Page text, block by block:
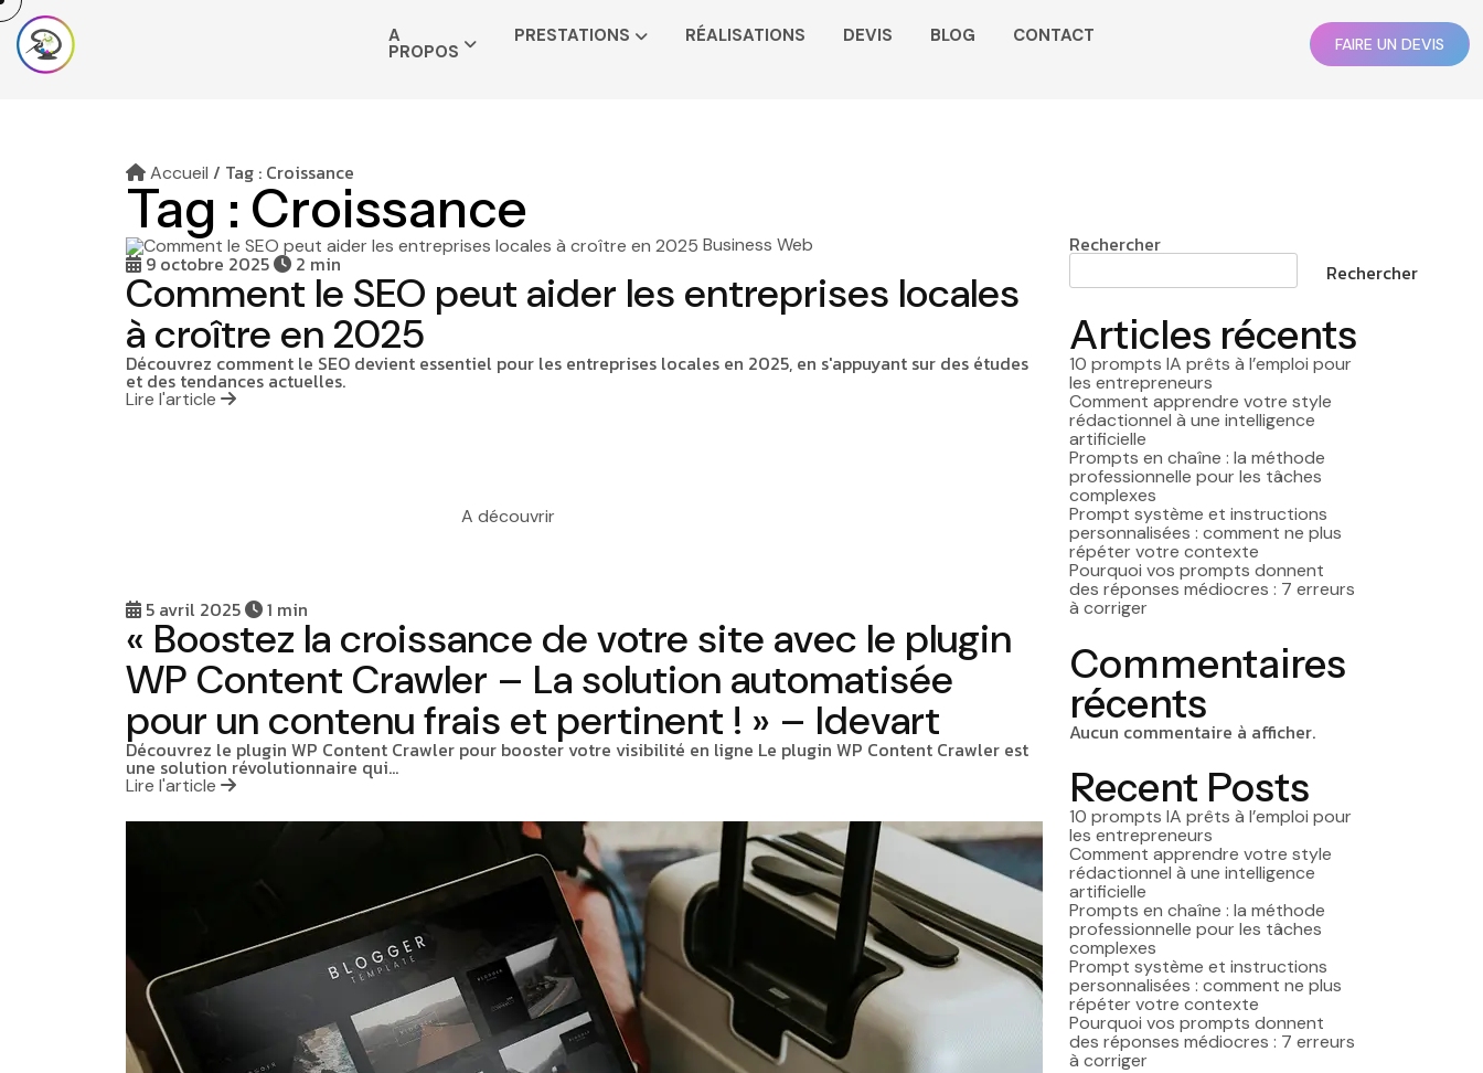
A
PROPOS
PRESTATIONS RÉALISATIONS DEVIS BLOG CONTACT FAIRE UN DEVIS
Accueil / Tag : Croissance
Tag : Croissance
Business Web
9 octobre 2025 2 min
Comment le SEO peut aider les entreprises locales
à croître en 2025
Découvrez comment le SEO devient essentiel pour les entreprises locales en 2025, en s'appuyant sur des études
et des tendances actuelles.
Lire l'article
A découvrir
5 avril 2025 1 min
« Boostez la croissance de votre site avec le plugin
WP Content Crawler – La solution automatisée
pour un contenu frais et pertinent ! » – Idevart
Découvrez le plugin WP Content Crawler pour booster votre visibilité en ligne Le plugin WP Content Crawler est
une solution révolutionnaire qui…
Lire l'article
Rechercher
Rechercher
Articles récents
10 prompts IA prêts à l’emploi pour
les entrepreneurs
Comment apprendre votre style
rédactionnel à une intelligence
artificielle
Prompts en chaîne : la méthode
professionnelle pour les tâches
complexes
Prompt système et instructions
personnalisées : comment ne plus
répéter votre contexte
Pourquoi vos prompts donnent
des réponses médiocres : 7 erreurs
à corriger
Commentaires
récents
Aucun commentaire à afficher.
Recent Posts
10 prompts IA prêts à l’emploi pour
les entrepreneurs
Comment apprendre votre style
rédactionnel à une intelligence
artificielle
Prompts en chaîne : la méthode
professionnelle pour les tâches
complexes
Prompt système et instructions
personnalisées : comment ne plus
répéter votre contexte
Pourquoi vos prompts donnent
des réponses médiocres : 7 erreurs
à corriger